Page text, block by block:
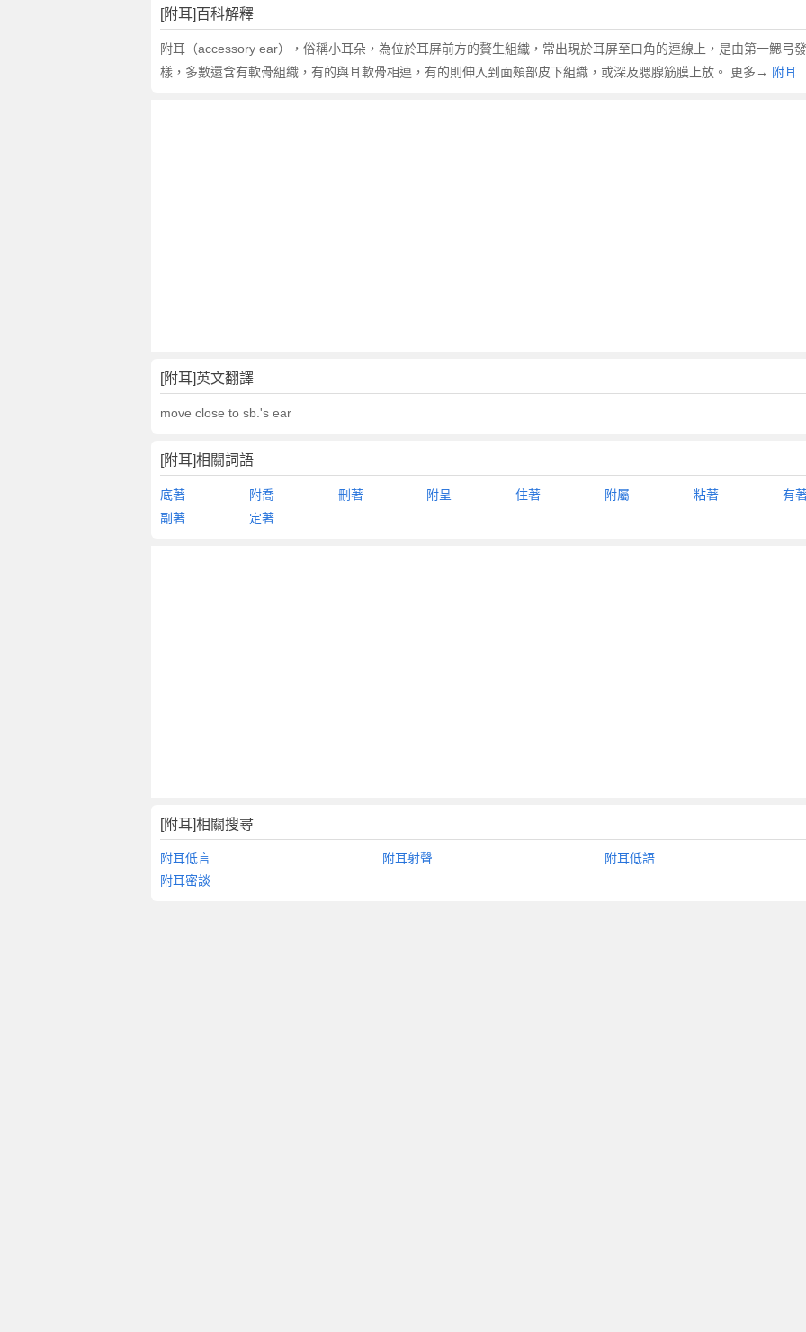
英
文
翻
譯
[附耳]百科解釋
附耳（accessory ear），俗稱小耳朵，為位於耳屏前方的贅生組織，常出現於耳屏至口角的連線上，是由第一鰓弓
樣，多數還含有軟骨組織，有的與耳軟骨相連，有的則伸入到面頰部皮下組織，或深及腮腺筋膜上放。 更多→ 附耳
[附耳]英文翻譯
move close to sb.'s ear
[附耳]相關詞語
底著 附喬 刪著 附呈 住著 附屬 粘著
有
副著
定著
[附耳]相關搜尋
附耳低言 附耳射聲
附耳低語
附耳密談